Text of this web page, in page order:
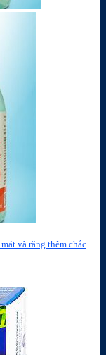
và răng thêm chắc